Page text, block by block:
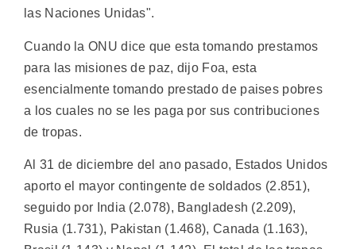
las Naciones Unidas".
Cuando la ONU dice que esta tomando prestamos
para las misiones de paz, dijo Foa, esta
esencialmente tomando prestado de paises pobres
a los cuales no se les paga por sus contribuciones
de tropas.
Al 31 de diciembre del ano pasado, Estados Unidos
aporto el mayor contingente de soldados (2.851),
seguido por India (2.078), Bangladesh (2.209),
Rusia (1.731), Pakistan (1.468), Canada (1.163),